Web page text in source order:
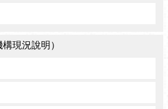
現況說明）